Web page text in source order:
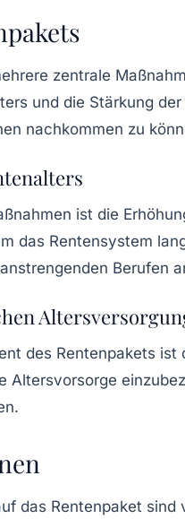
zentrale
und die Stärkung
nachkommen zu
ist die
das Rentensystem
Berufen
des Rentenpakets ist
Altersvorsorge
das Rentenpaket